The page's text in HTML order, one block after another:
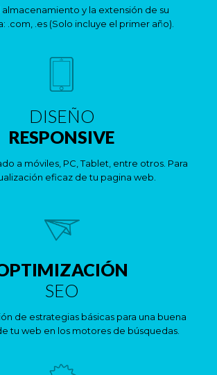
almacenamiento y la extensión de su
.com, .es (Solo incluye el primer año).
DISEÑO
RESPONSIVE
a móviles, PC, Tablet, entre otros. Para
eficaz de tu pagina web.
SEO
de estrategias básicas para una buena
tu web en los motores de búsquedas.